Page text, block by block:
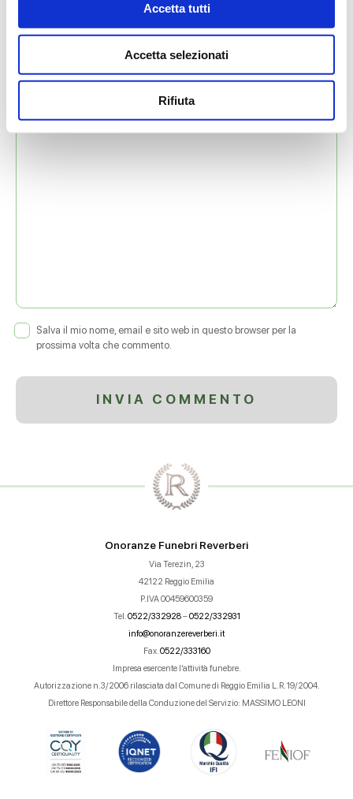
Accetta tutti
Accetta selezionati
Rifiuta
Salva il mio nome, email e sito web in questo browser per la
prossima volta che commento.
Onoranze Funebri Reverberi
Via Terezin, 23
42122 Reggio Emilia
P.IVA 00459600359
Tel. 0522/332928–0522/332931
info@onoranzereverberi.it
Fax. 0522/333160
Impresa esercente l’attività funebre.
Autorizzazione n.3/2006 rilasciata dal Comune di Reggio Emilia L.R. 19/2004.
Direttore Responsabile della Conduzione del Servizio: MASSIMO LEONI